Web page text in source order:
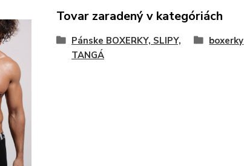
Tovar zaradený v kategóriách
Pánske BOXERKY, SLIPY,
TANGÁ
boxerky